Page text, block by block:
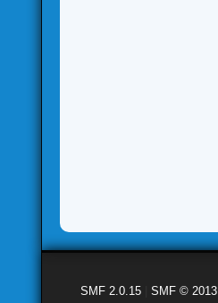
SMF 2.0.15 |SMF © 2013